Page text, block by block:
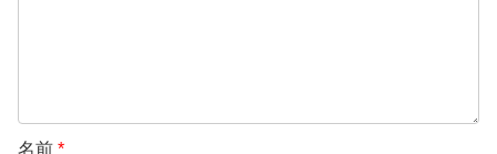
名前 *